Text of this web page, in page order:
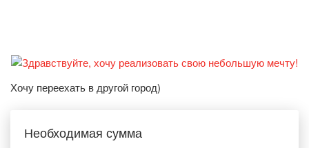
Хочу переехать в другой город)
Необходимая сумма